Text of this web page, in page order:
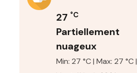
27 °C
Partiellement
nuageux
Min: 27 °C | Max: 27 °C |